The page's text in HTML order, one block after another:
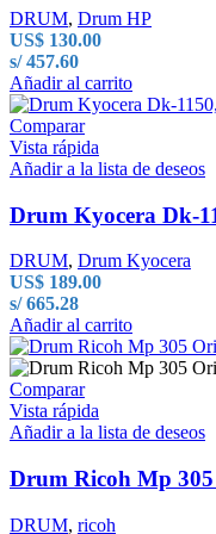
DRUM, Drum HP
US$ 130.00
s/ 457.60
Añadir al carrito
Comparar
Vista rápida
Añadir a la lista de deseos
Drum Kyocera Dk-
DRUM, Drum Kyocera
US$ 189.00
s/ 665.28
Añadir al carrito
Comparar
Vista rápida
Añadir a la lista de deseos
Drum Ricoh Mp
DRUM, ricoh